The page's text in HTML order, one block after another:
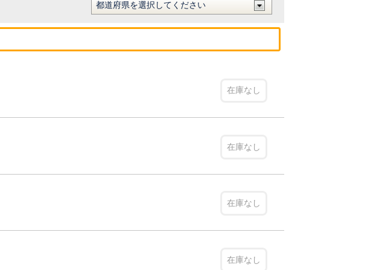
在庫なし
在庫なし
在庫なし
在庫なし